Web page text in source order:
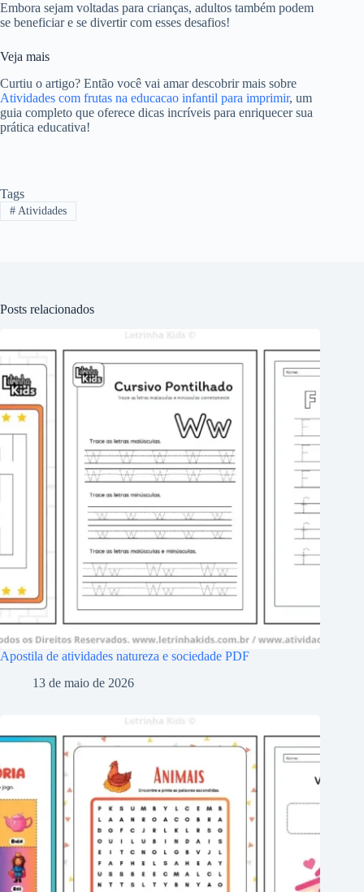
Embora sejam voltadas para crianças, adultos também podem
se beneficiar e se divertir com esses desafios!
Veja mais
Curtiu o artigo? Então você vai amar descobrir mais sobre
Atividades com frutas na educacao infantil para imprimir, um
guia completo que oferece dicas incríveis para enriquecer sua
prática educativa!
Tags
#Atividades
Posts relacionados
Apostila de atividades natureza e sociedade PDF
13 de maio de 2026